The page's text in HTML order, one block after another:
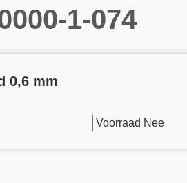
1-074
0,6 mm
Voorraad Nee